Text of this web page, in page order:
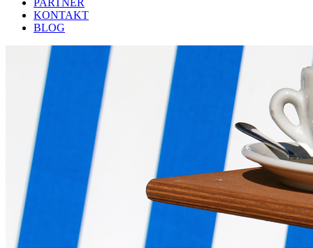
PARTNER
KONTAKT
BLOG